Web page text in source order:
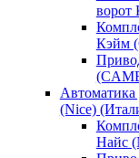
ворот
Кэйм
Автоматика
(Nice)
Найс